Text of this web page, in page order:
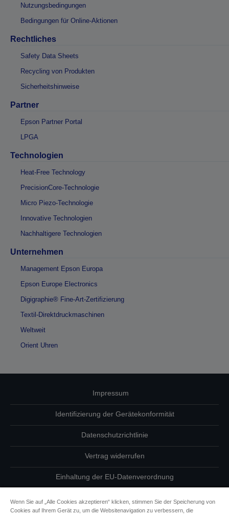
Nutzungsbedingungen
Bedingungen für Online-Aktionen
Rechtliches
Safety Data Sheets
Recycling von Produkten
Sicherheitshinweise
Partner
Epson Partner Portal
LPGA
Technologien
Heat-Free Technology
PrecisionCore-Technologie
Micro Piezo-Technologie
Innovative Technologien
Nachhaltigere Technologien
Unternehmen
Management Epson Europa
Epson Europe Electronics
Digigraphie® Fine-Art-Zertifizierung
Textil-Direktdruckmaschinen
Weltweit
Orient Uhren
Impressum
Identifizierung der Gerätekonformität
Datenschutzrichtlinie
Vertrag widerrufen
Einhaltung der EU-Datenverordnung
Wenn Sie auf „Alle Cookies akzeptieren“ klicken, stimmen Sie der Speicherung von
Cookies auf Ihrem Gerät zu, um die Websitenavigation zu verbessern, die